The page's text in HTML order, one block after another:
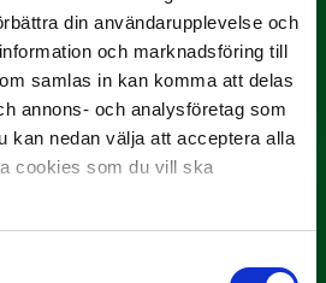
din användarupplevelse och
och marknadsföring till
samlas in kan komma att delas
annons- och analysföretag som
kan nedan välja att acceptera alla
cookies som du vill ska
Spelare i juni